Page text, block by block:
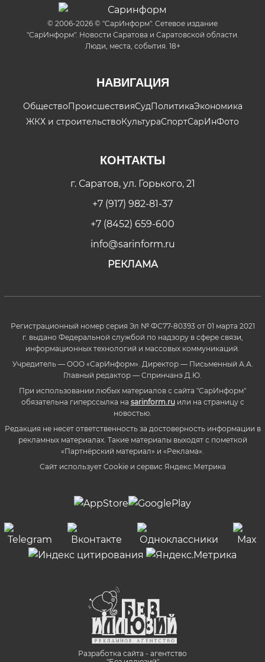
© 2006-2026 © "СарИнформ". Сетевое издание
"СарИнформ". Новости Саратова и Саратовской области.
Люди, места, события. 18+
НАВИГАЦИЯ
ОбществоПроисшествияСудПолитикаЭкономика
ЖКХ и строительствоКультураСпортСарИнФото
КОНТАКТЫ
г. Саратов, ул. Горького, 21
+7 (917) 982-81-37
+7 (8452) 659-600
info@sarinform.ru
РЕКЛАМА
Регистрационный номер серия Эл № ФС77-80393 от 01 марта 2021
г. выдано Федеральной службой по надзору в сфере связи,
информационных технологий и массовых коммуникаций.
Учредитель — ООО «СарИнформ». Директор — Письменный А.А.
Главный редактор — Спринчанэ Д.Ю.
При использовании любых материалов с сайта "СарИнформ"
обязательна гиперссылка на sarinform.ruили на страницу с
новостью.
Редакция не несет ответственность за достоверность информации в
рекламных материалах. Такие материалы выходят с пометкой
«Партнёрский материал» и «Реклама».
Сайт использует Cookie и сервиc Яндекс.Метрика
Разработка сайта - агентство